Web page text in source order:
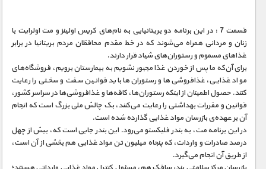
قسمت 7 : در این برنامه دو بریتانیایی به نام‌های کریس اولینز و مت اولرایت با
زنان و مردانی همراه می‌شوند که در خط مقدم محافظان مردم بریتانیا در برابر
غذاهای مسموم و رستوران‌های شیاد قرار دارند.
برای آن‌که ما پس از خوردن غذا مجبور نشویم به بیمارستان برویم، فروشگاه‌های
مواد غذایی، غذافروشی‌ها و رستوران‌ها باید قوانین سفت و سختی را رعایت
کنند. حصول اطمینان از اینکه رستوران‌ها، کافه‌ها و غذافروشی‌ها در سراسر کشور،
قوانین و مقررات بهداشتی را رعایت می‌کنند، بک چالش ملی بزرگ است که انجام
آن بر عهده‌ی بازرسان مواد غذایی گذارده شده است.
در این برنامه مت، به بندر فلیکستو می‌رود. این بندر جایی است که، بیش از چهل
درصد صادرات و واردات، که پنجاه میلیون تن مواد غذایی هم بخشی از آن است،
از طریق آن انجام می‌گیرد.